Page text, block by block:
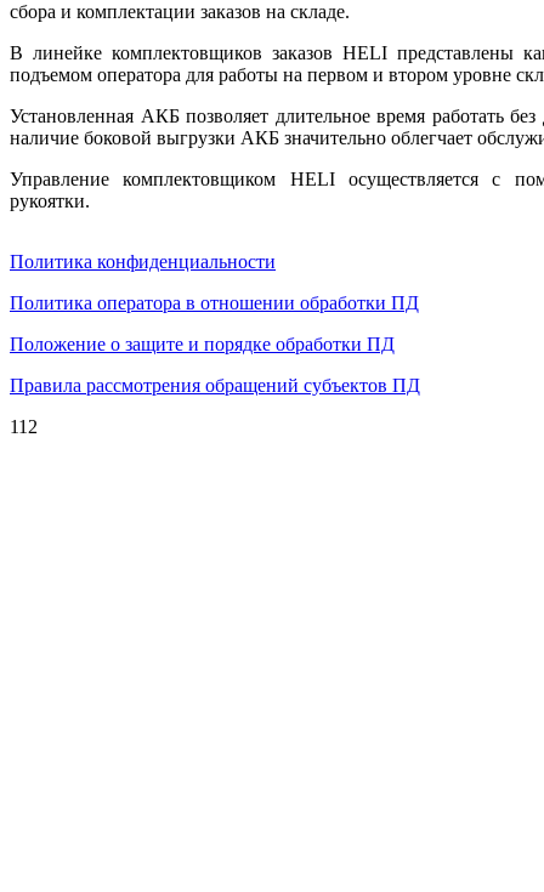
сбора и комплектации заказов на складе.
В линейке комплектовщиков заказов HELI представлены
подъемом оператора для работы на первом и втором уровне
Установленная АКБ позволяет длительное время работать
наличие боковой выгрузки АКБ значительно облегчает
Управление комплектовщиком HELI осуществляется с
рукоятки.
Политика конфиденциальности
Политика оператора в отношении обработки ПД
Положение о защите и порядке обработки ПД
Правила рассмотрения обращений субъектов ПД
112